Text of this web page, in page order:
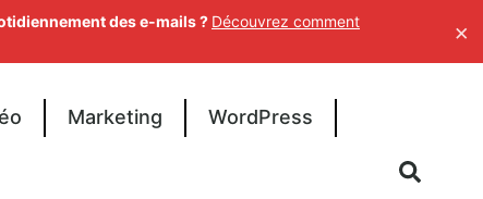
Marketing WordPress
des e-mails ? Découvrez comment
×